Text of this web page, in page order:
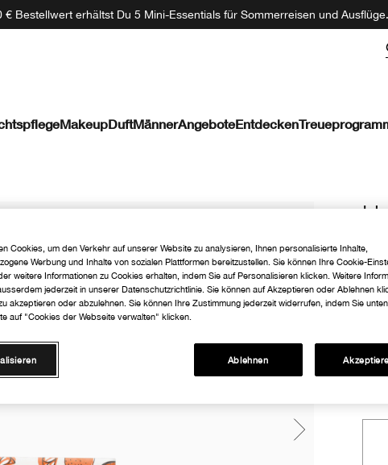
€ Bestellwert erhältst Du 5 Mini-Essentials für Sommerreisen und Ausflüge.
MakeupDuftMännerAngeboteEntdecken
Ein
Cookies, um den Verkehr auf unserer Website zu analysieren, Ihnen personalisierte Inhalte,
Werbung und Inhalte von sozialen Plattformen bereitzustellen. Sie können Ihre Cookie-
weitere Informationen zu Cookies erhalten, indem Sie auf Personalisieren klicken. Weitere
jederzeit in unserer Datenschutzrichtlinie. Sie können auf Akzeptieren oder Ablehnen
akzeptieren oder abzulehnen. Sie können Ihre Zustimmung jederzeit widerrufen, indem Sie
auf "Cookies der Webseite verwalten" klicken.
Ablehnen